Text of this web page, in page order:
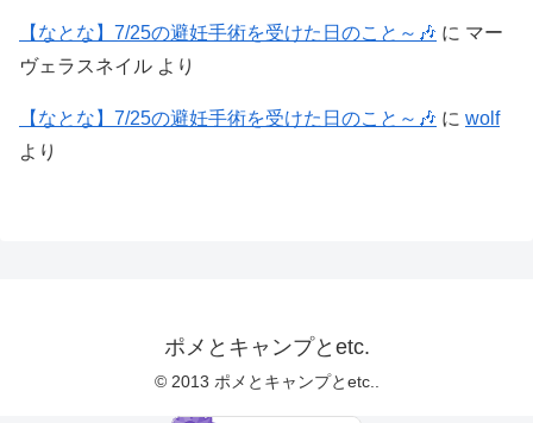
【なとな】7/25の避妊手術を受けた日のこと～🎶 に マー
ヴェラスネイル より
【なとな】7/25の避妊手術を受けた日のこと～🎶 に wolf
より
ポメとキャンプとetc.
© 2013 ポメとキャンプとetc..